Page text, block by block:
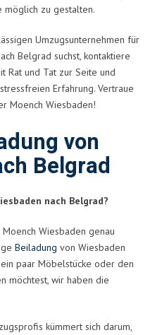
möglich zu gestalten.
Umzugsunternehmen für
Belgrad suchst, kontaktiere
Rat und Tat zur Seite und
Erfahrung. Vertraue
Moench Wiesbaden!
von
Belgrad
nach Belgrad?
Wiesbaden genau
Beiladung von Wiesbaden
paar Möbelstücke oder den
möchtest, wir haben die
kümmert sich darum,